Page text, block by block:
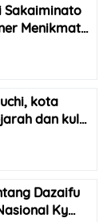
Sakaiminato
Menikmat…
kota
dan kul…
Dazaifu
Ky…